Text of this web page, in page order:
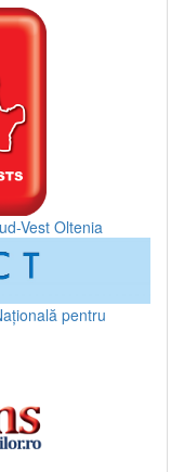
Vest Oltenia
pentru